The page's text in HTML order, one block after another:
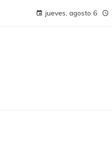
jueves, agosto 6